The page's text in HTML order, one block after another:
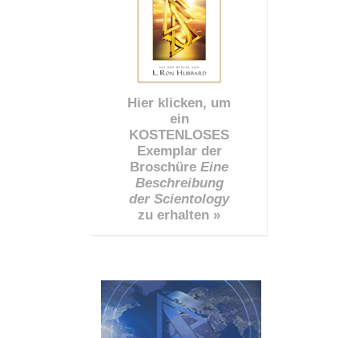
Hier klicken, um
ein
KOSTENLOSES
Exemplar der
Broschüre Eine
Beschreibung
der Scientology
zu erhalten »